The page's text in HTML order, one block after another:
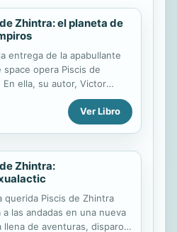
Zhintra: el planeta de
entrega de la apabullante
space opera Piscis de
En ella, su autor, Victor
nos vuelve a sumergir en una
espiral de aventuras
ejércitos alienígenas,
a raudales en un entorno
tiene que envidiar a otras
Víctor Conde es un
español nacido en Santa
Tenerife en 1973. Se le
uno de los renovadores
Ver Libro
Zhintra:
querida Piscis de Zhintra
a las andadas en una nueva
llena de aventuras, disparos,